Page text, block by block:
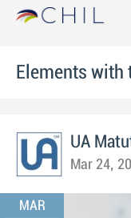
Elements with
UA
Mar 24,
MAR